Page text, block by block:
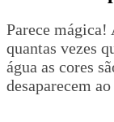
Parece mágica!
quantas vezes
água as cores
desaparecem